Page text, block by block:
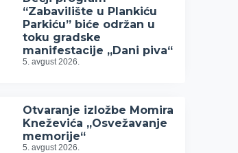
“Zabavilište u Plankiću
Parkiću” biće održan u
toku gradske
manifestacije „Dani piva“
5. avgust 2026.
Otvaranje izložbe Momira
Kneževića „Osvežavanje
memorije“
5. avgust 2026.